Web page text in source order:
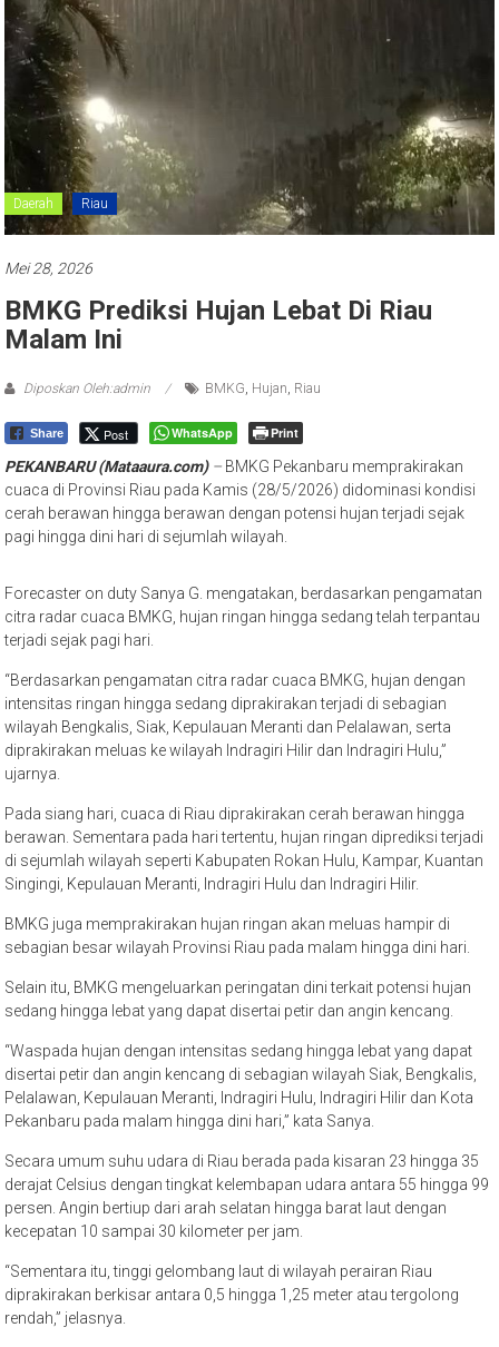
Daerah Riau
Mei 28, 2026
BMKG Prediksi Hujan Lebat Di Riau
Malam Ini
Diposkan Oleh:admin BMKG, Hujan, Riau
Share Post WhatsApp Print
PEKANBARU (Mataaura.com)– BMKG Pekanbaru memprakirakan
cuaca di Provinsi Riau pada Kamis (28/5/2026) didominasi kondisi
cerah berawan hingga berawan dengan potensi hujan terjadi sejak
pagi hingga dini hari di sejumlah wilayah.
Forecaster on duty Sanya G. mengatakan, berdasarkan pengamatan
citra radar cuaca BMKG, hujan ringan hingga sedang telah terpantau
terjadi sejak pagi hari.
“Berdasarkan pengamatan citra radar cuaca BMKG, hujan dengan
intensitas ringan hingga sedang diprakirakan terjadi di sebagian
wilayah Bengkalis, Siak, Kepulauan Meranti dan Pelalawan, serta
diprakirakan meluas ke wilayah Indragiri Hilir dan Indragiri Hulu,”
ujarnya.
Pada siang hari, cuaca di Riau diprakirakan cerah berawan hingga
berawan. Sementara pada hari tertentu, hujan ringan diprediksi terjadi
di sejumlah wilayah seperti Kabupaten Rokan Hulu, Kampar, Kuantan
Singingi, Kepulauan Meranti, Indragiri Hulu dan Indragiri Hilir.
BMKG juga memprakirakan hujan ringan akan meluas hampir di
sebagian besar wilayah Provinsi Riau pada malam hingga dini hari.
Selain itu, BMKG mengeluarkan peringatan dini terkait potensi hujan
sedang hingga lebat yang dapat disertai petir dan angin kencang.
“Waspada hujan dengan intensitas sedang hingga lebat yang dapat
disertai petir dan angin kencang di sebagian wilayah Siak, Bengkalis,
Pelalawan, Kepulauan Meranti, Indragiri Hulu, Indragiri Hilir dan Kota
Pekanbaru pada malam hingga dini hari,” kata Sanya.
Secara umum suhu udara di Riau berada pada kisaran 23 hingga 35
derajat Celsius dengan tingkat kelembapan udara antara 55 hingga 99
persen. Angin bertiup dari arah selatan hingga barat laut dengan
kecepatan 10 sampai 30 kilometer per jam.
“Sementara itu, tinggi gelombang laut di wilayah perairan Riau
diprakirakan berkisar antara 0,5 hingga 1,25 meter atau tergolong
rendah,” jelasnya.